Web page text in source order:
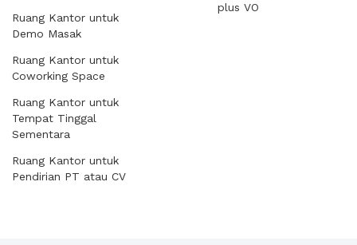
Ruang Kantor untuk
Demo Masak
Ruang Kantor untuk
Coworking Space
Ruang Kantor untuk
Tempat Tinggal
Sementara
Ruang Kantor untuk
Pendirian PT atau CV
plus VO